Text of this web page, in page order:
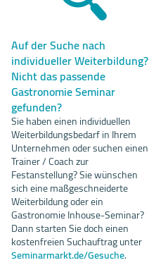
Auf der Suche nach
individueller Weiterbildung?
Nicht das passende
Gastronomie Seminar
gefunden?
Sie haben einen individuellen
Weiterbildungsbedarf in Ihrem
Unternehmen oder suchen einen
Trainer / Coach zur
Festanstellung? Sie wünschen
sich eine maßgeschneiderte
Weiterbildung oder ein
Gastronomie Inhouse-Seminar?
Dann starten Sie doch einen
kostenfreien Suchauftrag unter
Seminarmarkt.de/Gesuche.